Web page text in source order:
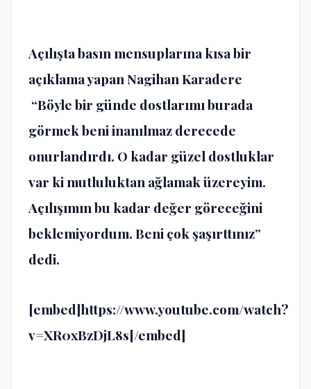
Açılışta basın mensuplarına kısa bir
açıklama yapan Nagihan Karadere
“Böyle bir günde dostlarımı burada
görmek beni inanılmaz derecede
onurlandırdı. O kadar güzel dostluklar
var ki mutluluktan ağlamak üzereyim.
Açılışımın bu kadar değer göreceğini
beklemiyordum. Beni çok şaşırttınız”
dedi.
[embed]https://www.youtube.com/watch?
v=XR0xBzDjL8s[/embed]